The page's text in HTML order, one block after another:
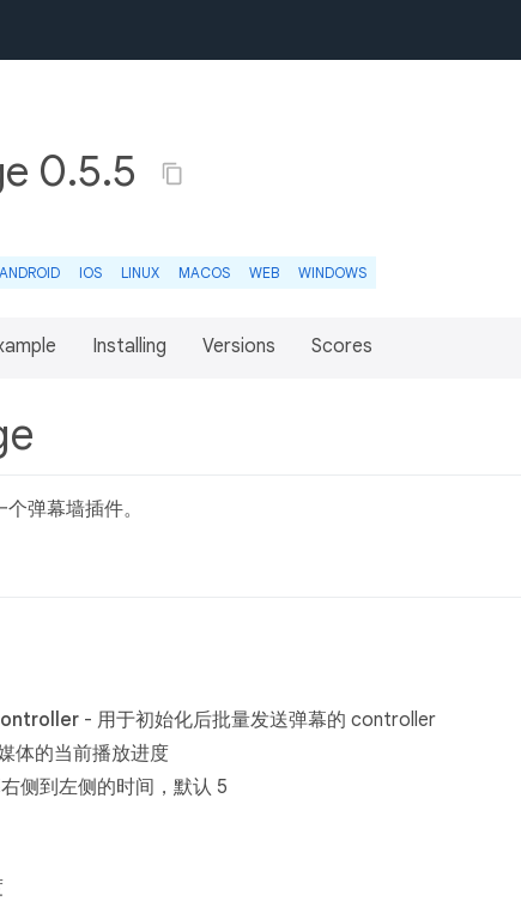
0.5.5
ANDROID IOS LINUX MACOS WEB WINDOWS
Installing Versions Scores
弹幕墙插件。
- 用于初始化后批量发送弹幕的 controller
体的当前播放进度
侧到左侧的时间，默认 5